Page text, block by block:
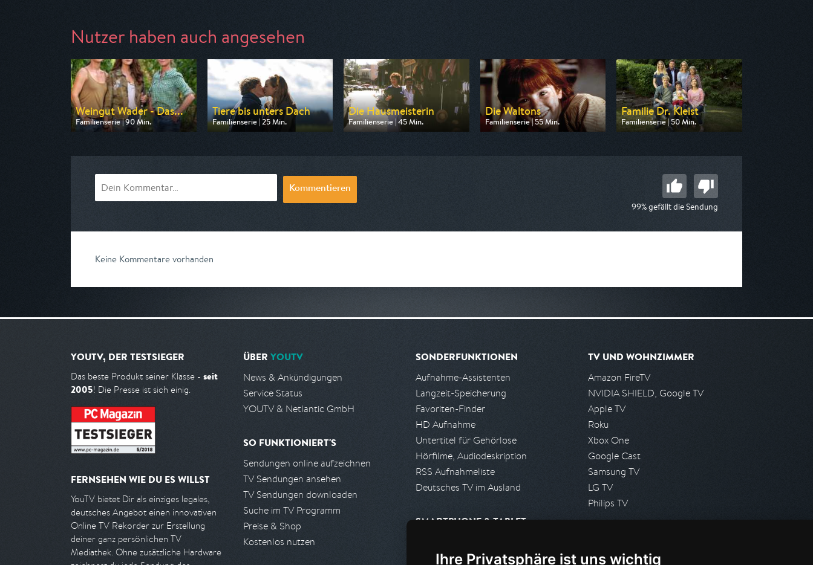
Ihre Privatsphäre ist uns wichtig
Nutzer haben auch angesehen
Weingut Wader - Das...
Familienserie | 90 Min.
Ausgestrahlt von ARD
Tiere bis unters Dach
Familienserie | 25 Min.
Ausgestrahlt von ARD
Die Hausmeisterin
Familienserie | 45 Min.
Ausgestrahlt von BR
Die Waltons
Familienserie | 55 Min.
Ausgestrahlt von SAT.1 Gold
Familie Dr. Kleist
Familienserie | 50 Min.
Ausgestrahlt von HR
Kommentieren
99% gefällt die Sendung
Keine Kommentare vorhanden
YOUTV, DER TESTSIEGER
Das beste Produkt seiner Klasse - seit
2005! Die Presse ist sich einig.
FERNSEHEN WIE DU ES WILLST
YouTV bietet Dir als einziges legales,
deutsches Angebot einen innovativen
Online TV Rekorder zur Erstellung
deiner ganz persönlichen TV
Mediathek. Ohne zusätzliche Hardware
ÜBER YOUTV
News & Ankündigungen
Service Status
YOUTV & Netlantic GmbH
SO FUNKTIONIERT'S
Sendungen online aufzeichnen
TV Sendungen ansehen
TV Sendungen downloaden
Suche im TV Programm
Preise & Shop
Kostenlos nutzen
SONDERFUNKTIONEN
Aufnahme-Assistenten
Langzeit-Speicherung
Favoriten-Finder
HD Aufnahme
Untertitel für Gehörlose
Hörfilme, Audiodeskription
RSS Aufnahmeliste
Deutsches TV im Ausland
SMARTPHONE & TABLET
Android App
TV UND WOHNZIMMER
Amazon FireTV
NVIDIA SHIELD, Google TV
Apple TV
Roku
Xbox One
Google Cast
Samsung TV
LG TV
Philips TV
Presseanfrage stellen